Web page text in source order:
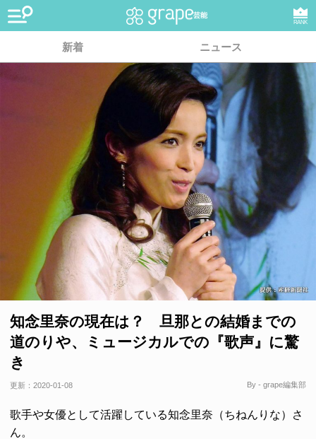
芸能
RANK
新着 ニュース
知念里奈の現在は？ 旦那との結婚までの
道のりや、ミュージカルでの『歌声』に驚
き
更新： 2020-01-08 By - grape編集部
歌手や女優として活躍している知念里奈（ちねんりな）さ
ん。